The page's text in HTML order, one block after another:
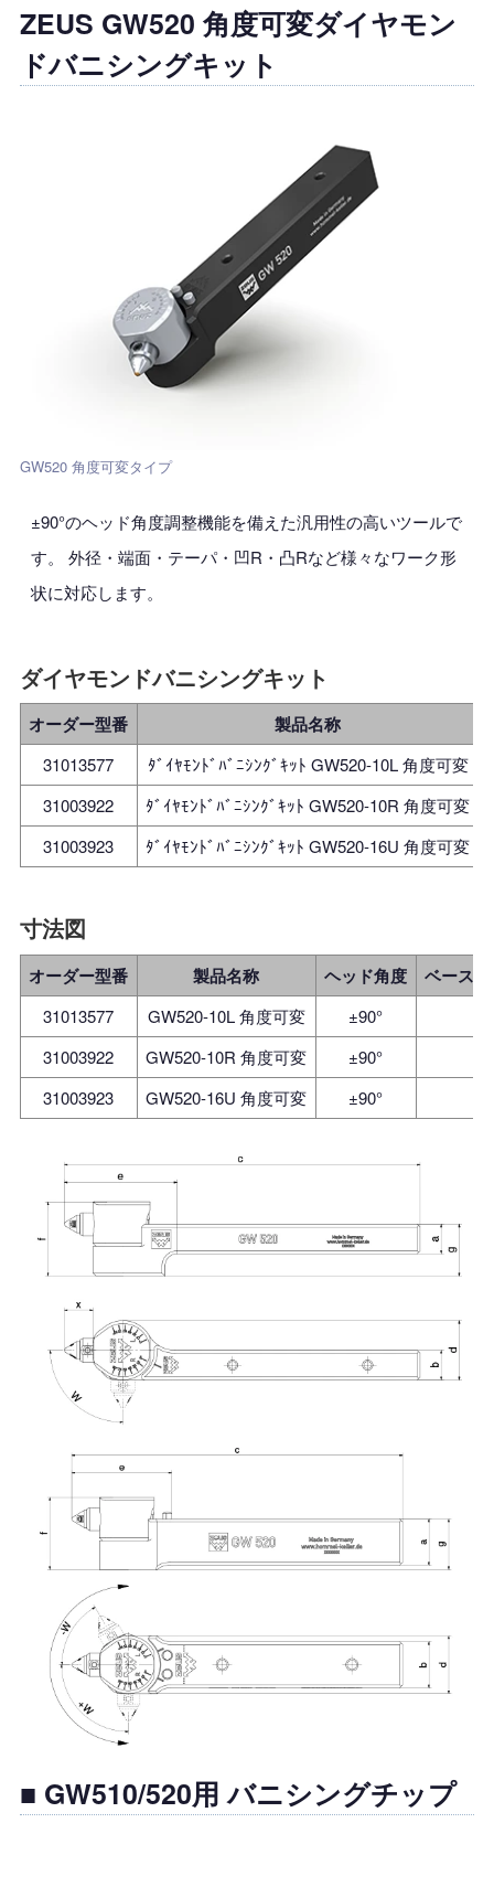
ZEUS GW520 角度可変ダイヤモン
ドバニシングキット
GW520 角度可変タイプ
±90°のヘッド角度調整機能を備えた汎用性の高いツールで
す。 外径・端面・テーパ・凹R・凸Rなど様々なワーク形
状に対応します。
ダイヤモンドバニシングキット
オーダー型番 製品名称
31013577 ﾀﾞｲﾔﾓﾝﾄﾞﾊﾞﾆｼﾝｸﾞｷｯﾄ GW520-10L 角度可変
31003922
ﾀﾞｲﾔﾓﾝﾄﾞﾊﾞﾆｼﾝｸﾞｷｯﾄ GW520-10R 角度可変
31003923
ﾀﾞｲﾔﾓﾝﾄﾞﾊﾞﾆｼﾝｸﾞｷｯﾄ GW520-16U 角度可変
寸法図
オーダー型番 製品名称 ヘッド角度 ベース
31013577 GW520-10L 角度可変 ±90°
31003922
GW520-10R 角度可変 ±90°
31003923
GW520-16U 角度可変 ±90°
■ GW510/520用 バニシングチップ